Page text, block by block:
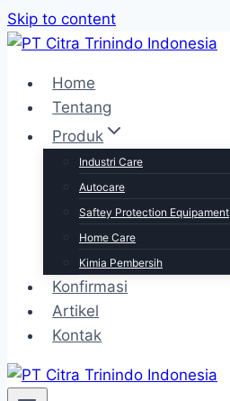
Skip to content
Home
Tentang
Produk
Industri Care
Autocare
Saftey Protection Equipament
Home Care
Kimia Pembersih
Konfirmasi
Artikel
Kontak